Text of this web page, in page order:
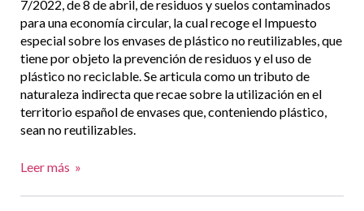
7/2022, de 8 de abril, de residuos y suelos contaminados
para una economía circular, la cual recoge el Impuesto
especial sobre los envases de plástico no reutilizables, que
tiene por objeto la prevención de residuos y el uso de
plástico no reciclable. Se articula como un tributo de
naturaleza indirecta que recae sobre la utilización en el
territorio español de envases que, conteniendo plástico,
sean no reutilizables.
Leer más »